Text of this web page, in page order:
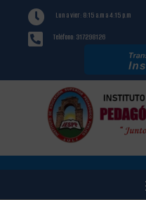
 Lun a vier: 8:15 a.m a 4:15 p.m
 Teléfono: 317298126